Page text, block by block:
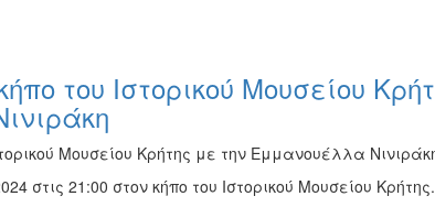
του Ιστορικού Μουσείου
Μουσείου Κρήτης με την Εμμανουέλλα
στις 21:00 στον κήπο του Ιστορικού Μουσείου